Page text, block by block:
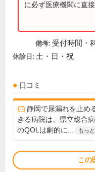
に必ず医療機関に直
備考: 受付時間・
休診日: 土・日・祝
口コミ
静岡で尿漏れを止め
きる病院は、県立総合
のQOLは劇的に...
もっ
この